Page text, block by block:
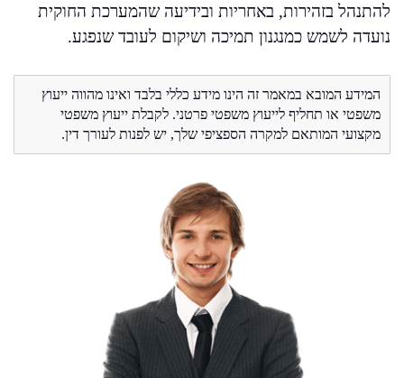
להתנהל בזהירות, באחריות ובידיעה שהמערכת החוקית
נועדה לשמש כמנגנון תמיכה ושיקום לעובד שנפגע.
המידע המובא במאמר זה הינו מידע כללי בלבד ואינו מהווה ייעוץ
משפטי או תחליף לייעוץ משפטי פרטני. לקבלת ייעוץ משפטי
מקצועי המותאם למקרה הספציפי שלך, יש לפנות לעורך דין.